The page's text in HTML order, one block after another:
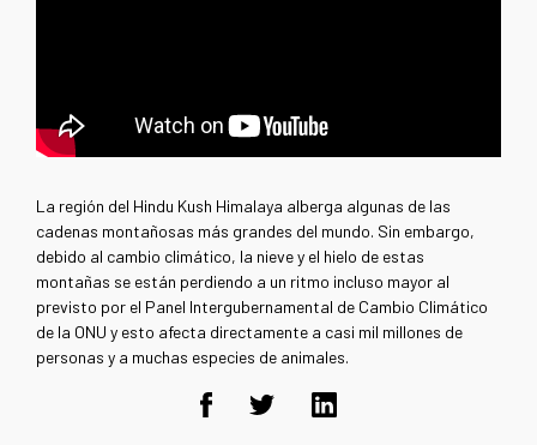
La región del Hindu Kush Himalaya alberga algunas de las
cadenas montañosas más grandes del mundo. Sin embargo,
debido al cambio climático, la nieve y el hielo de estas
montañas se están perdiendo a un ritmo incluso mayor al
previsto por el Panel Intergubernamental de Cambio Climático
de la ONU y esto afecta directamente a casi mil millones de
personas y a muchas especies de animales.